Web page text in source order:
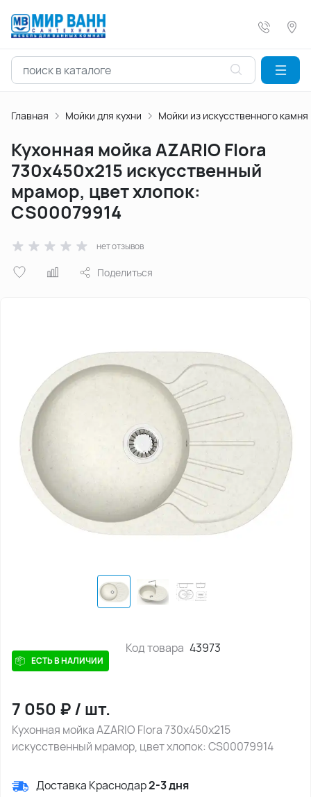
Главная Мойки для кухни Мойки из искусственного камня
Кухонная мойка AZARIO Flora
730x450x215 искусственный
мрамор, цвет хлопок:
CS00079914
нет отзывов
Поделиться
ЕСТЬ В НАЛИЧИИ
Код товара 43973
7 050 ₽/ шт.
Кухонная мойка AZARIO Flora 730x450x215
искусственный мрамор, цвет хлопок: CS00079914
Доставка Краснодар2-3 дня